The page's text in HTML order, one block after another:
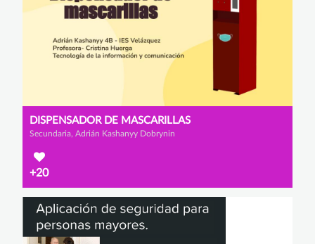
DISPENSADOR DE MASCARILLAS
Secundaria, Adrián Kashanyy Dobrynin
+20